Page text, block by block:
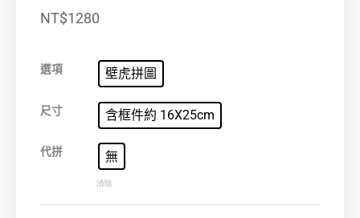
NT$1280
選項 壁虎拼圖
尺寸 含框件約 16X25cm
代拼 無
清除
玫
數